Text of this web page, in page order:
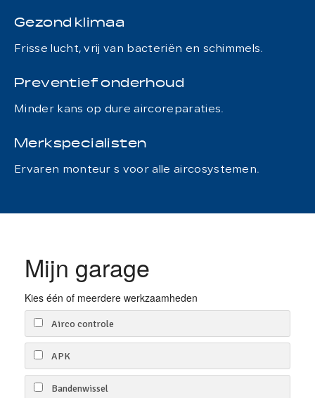
Gezond klimaa
Frisse lucht, vrij van bacteriën en schimmels.
Preventief onderhoud
Minder kans op dure aircoreparaties.
Merkspecialisten
Ervaren monteur s voor alle aircosystemen.